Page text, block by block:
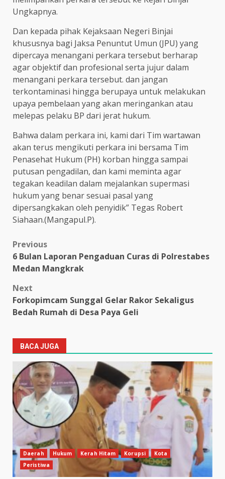
Ungkapnya.
Dan kepada pihak Kejaksaan Negeri Binjai
khususnya bagi Jaksa Penuntut Umun (JPU) yang
dipercaya menangani perkara tersebut berharap
agar objektif dan profesional serta jujur dalam
menangani perkara tersebut. dan jangan
terkontaminasi hingga berupaya untuk melakukan
upaya pembelaan yang akan meringankan atau
melepas pelaku BP dari jerat hukum.
Bahwa dalam perkara ini, kami dari Tim wartawan
akan terus mengikuti perkara ini bersama Tim
Penasehat Hukum (PH) korban hingga sampai
putusan pengadilan, dan kami meminta agar
tegakan keadilan dalam mejalankan supermasi
hukum yang benar sesuai pasal yang
dipersangkakan oleh penyidik” Tegas Robert
Siahaan.(Mangapul.P).
Post
navigation
Previous
6 Bulan Laporan Pengaduan Curas di Polrestabes
Medan Mangkrak
Next
Forkopimcam Sunggal Gelar Rakor Sekaligus
Bedah Rumah di Desa Paya Geli
BACA JUGA
Daerah Hukum Kerah Hitam Korupsi
Kota
Peristiwa